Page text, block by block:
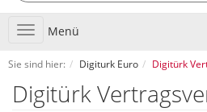
Toggle
navigation
Menü
Sie sind hier: Digiturk Euro Digitürk
Digitürk